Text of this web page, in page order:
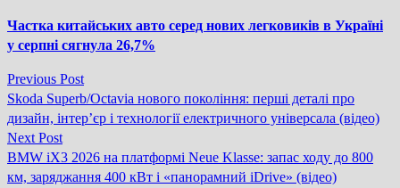
Частка китайських авто серед нових легковиків в Україні
у серпні сягнула 26,7%
Навігація
записів
Previous PostPrevious
post:
Skoda Superb/Octavia нового покоління: перші деталі про
дизайн, інтер’єр і технології електричного універсала (відео)
Next PostNext
post:
BMW iX3 2026 на платформі Neue Klasse: запас ходу до 800
км, заряджання 400 кВт і «панорамний iDrive» (відео)